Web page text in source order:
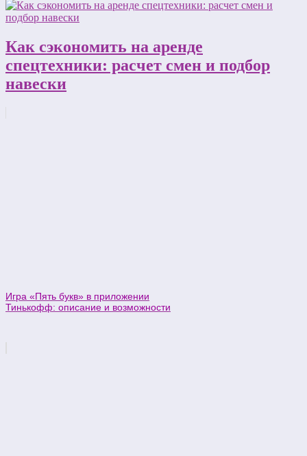
Как сэкономить на аренде
спецтехники: расчет смен и подбор
навески
Игра «Пять букв» в приложении
Тинькофф: описание и возможности